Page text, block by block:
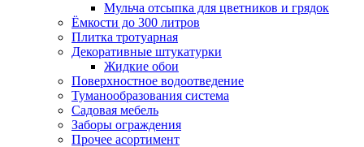
Мульча отсыпка для цветников и грядок
Ёмкости до 300 литров
Плитка тротуарная
Декоративные штукатурки
Жидкие обои
Поверхностное водоотведение
Туманообразования система
Садовая мебель
Заборы ограждения
Прочее асортимент